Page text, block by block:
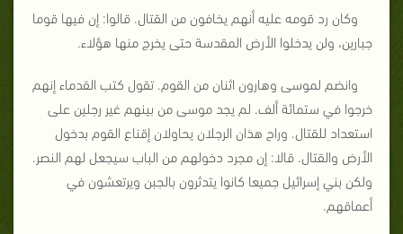
وكان رد قومه عليه أنهم يخافون من القتال. قالوا: إن فيها قوما
جبارين، ولن يدخلوا الأرض المقدسة حتى يخرج منها هؤلاء.
وانضم لموسى وهارون اثنان من القوم. تقول كتب القدماء إنهم
خرجوا في ستمائة ألف. لم يجد موسى من بينهم غير رجلين على
استعداد للقتال. وراح هذان الرجلان يحاولان إقناع القوم بدخول
الأرض والقتال. قالا: إن مجرد دخولهم من الباب سيجعل لهم النصر.
ولكن بني إسرائيل جميعا كانوا يتدثرون بالجبن ويرتعشون في
أعماقهم.